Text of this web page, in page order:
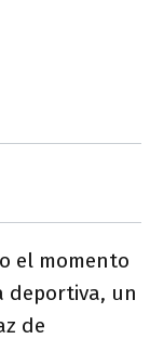
el momento
deportiva, un
de